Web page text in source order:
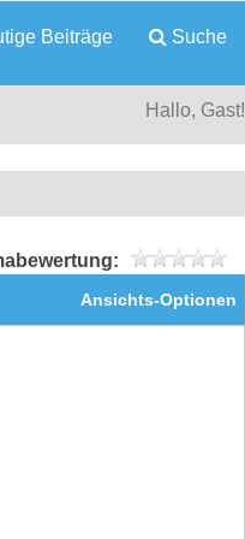
Beiträge Suche
Hallo, Gast!
Ansichts-Optionen